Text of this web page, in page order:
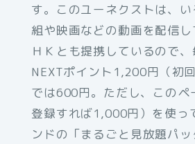
す。このユーネクストは、
組や映画などの動画を配信
ＨＫとも提携しているので
NEXTポイント1,200円（初
では600円。ただし、このペ
登録すれば1,000円）を使っ
ンドの「まるごと見放題パ